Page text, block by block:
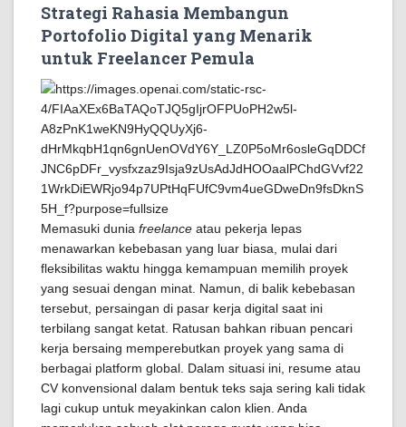
Strategi Rahasia Membangun
Portofolio Digital yang Menarik
untuk Freelancer Pemula
Memasuki dunia freelance atau pekerja lepas
menawarkan kebebasan yang luar biasa, mulai dari
fleksibilitas waktu hingga kemampuan memilih proyek
yang sesuai dengan minat. Namun, di balik kebebasan
tersebut, persaingan di pasar kerja digital saat ini
terbilang sangat ketat. Ratusan bahkan ribuan pencari
kerja bersaing memperebutkan proyek yang sama di
berbagai platform global. Dalam situasi ini, resume atau
CV konvensional dalam bentuk teks saja sering kali tidak
lagi cukup untuk meyakinkan calon klien. Anda